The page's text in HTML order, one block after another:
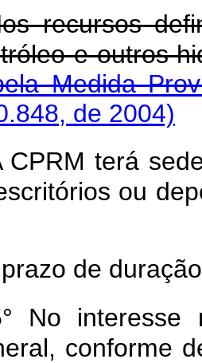
recursos
e outros
Medida
de 2004)
CPRM terá
ou
de
No interesse
conforme